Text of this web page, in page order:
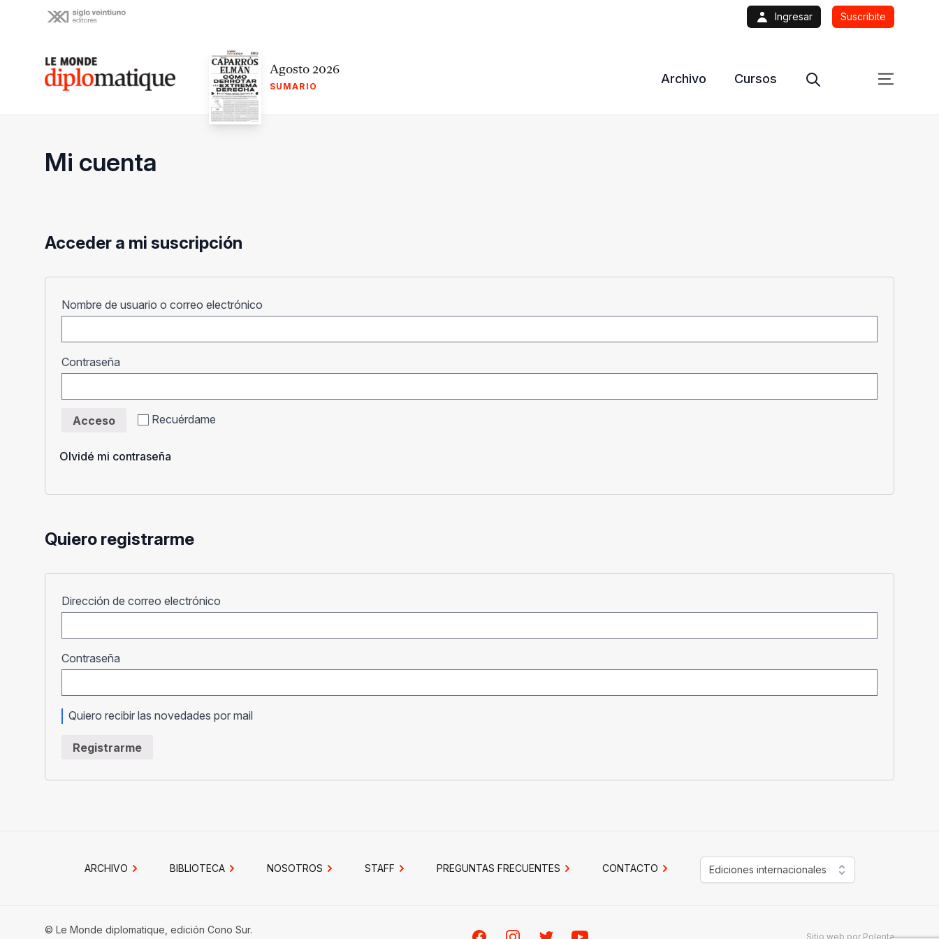
Ingresar Suscribite
Le monde diplomatique Agosto 2026
SUMARIO
Archivo Cursos
Mi cuenta
Acceder a mi suscripción
Nombre de usuario o correo electrónico
Contraseña
Recuérdame
Acceso
Olvidé mi contraseña
Quiero registrarme
Dirección de correo electrónico
Contraseña
Quiero recibir las novedades por mail
Registrarme
ARCHIVO BIBLIOTECA NOSOTROS STAFF PREGUNTAS FRECUENTES CONTACTO Ediciones internacionales
© Le Monde diplomatique, edición Cono Sur.
Sitio web por Polenta